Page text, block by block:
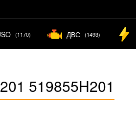
(1170) ДВС (1493)
519855H201